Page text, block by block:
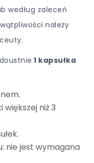
według zaleceń
należy
doustnie 1 kapsułka
niż 3
nie jest wymagana